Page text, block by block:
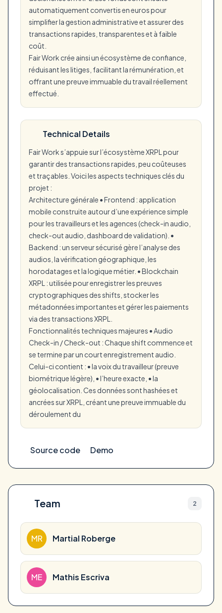
automatiquement convertis en euros pour
simplifier la gestion administrative et assurer des
transactions rapides, transparentes et à faible
coût.
Fair Work crée ainsi un écosystème de confiance,
réduisant les litiges, facilitant la rémunération, et
offrant une preuve immuable du travail réellement
effectué.
Technical Details
Fair Work s’appuie sur l’écosystème XRPL pour
garantir des transactions rapides, peu coûteuses
et traçables. Voici les aspects techniques clés du
projet :
Architecture générale • Frontend : application
mobile construite autour d’une expérience simple
pour les travailleurs et les agences (check-in audio,
check-out audio, dashboard de validation). •
Backend : un serveur sécurisé gère l’analyse des
audios, la vérification géographique, les
horodatages et la logique métier. • Blockchain
XRPL : utilisée pour enregistrer les preuves
cryptographiques des shifts, stocker les
métadonnées importantes et gérer les paiements
via des transactions XRPL.
Fonctionnalités techniques majeures • Audio
Check-in / Check-out : Chaque shift commence et
se termine par un court enregistrement audio.
Celui-ci contient : • la voix du travailleur (preuve
biométrique légère), • l’heure exacte, • la
géolocalisation. Ces données sont hashées et
ancrées sur XRPL, créant une preuve immuable du
déroulement du
Source code Demo
Team 2
MR Martial Roberge
ME Mathis Escriva